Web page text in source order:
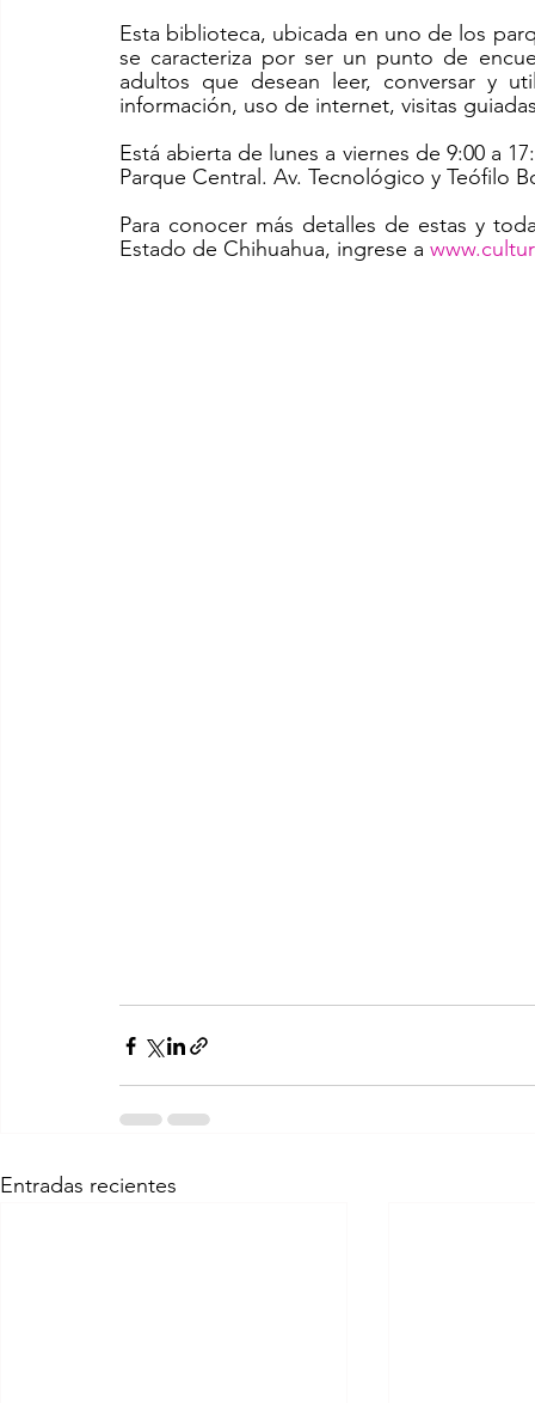
Esta biblioteca, ubicada en uno de los
se caracteriza por ser un punto de
adultos que desean leer, conversar y
información, uso de internet, visitas
Está abierta de lunes a viernes de 9:00 a
Parque Central. Av. Tecnológico y Teófilo
Para conocer más detalles de estas y
Estado de Chihuahua, ingrese a
Entradas recientes